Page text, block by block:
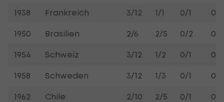
1938 Frankreich 3/12 1/1 0/1 0/0
1950 Brasilien 2/6 2/5 0/2 0/0
1954 Schweiz 3/12 1/2 0/1 0/0
1958 Schweden 3/12 1/3 0/1 0/0
1962 Chile 2/10 2/5 0/1 0/0